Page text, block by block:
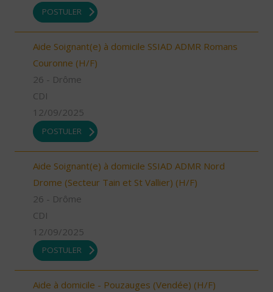
POSTULER
Aide Soignant(e) à domicile SSIAD ADMR Romans
Couronne (H/F)
26 - Drôme
CDI
12/09/2025
POSTULER
Aide Soignant(e) à domicile SSIAD ADMR Nord
Drome (Secteur Tain et St Vallier) (H/F)
26 - Drôme
CDI
12/09/2025
POSTULER
Aide à domicile - Pouzauges (Vendée) (H/F)